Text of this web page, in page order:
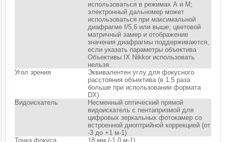
использоваться в режимах А и M;
электронный дальномер может
использоваться при максимальной
диафрагме f/5,6 или выше; цветовой
матричный замер и отображение
значения диафрагмы поддерживаются,
если указать параметры объектива
Объективы IX Nikkor использовать
нельзя.
Угол зрения
Эквивалентен углу для фокусного
расстояния объектива (в 1,5 раза
больше при использовании формата
DX)
Видоискатель
Несменный оптический прямой
видоискатель с пентапризмой для
цифровых зеркальных фотокамер со
встроенной диоптрийной коррекцией (от
-3 до +1 м-1)
Точка фокуса
18 мм (-1,0 м-1)